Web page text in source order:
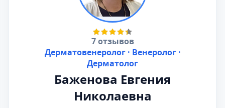
7 отзывов
Дерматовенеролог · Венеролог ·
Дерматолог
Баженова Евгения
Николаевна